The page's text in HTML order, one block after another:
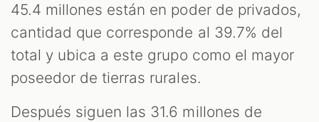
45.4 millones están en poder de privados,
cantidad que corresponde al 39.7% del
total y ubica a este grupo como el mayor
poseedor de tierras rurales.
Después siguen las 31.6 millones de